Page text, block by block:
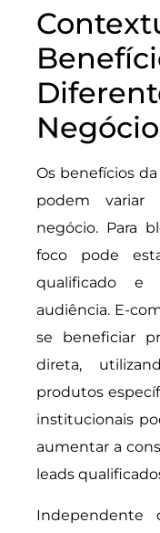
Os benefícios
podem
negócio. Para
foco pode
qualificado
audiência. E-
se beneficiar
direta,
produtos
institucionais
aumentar a
leads